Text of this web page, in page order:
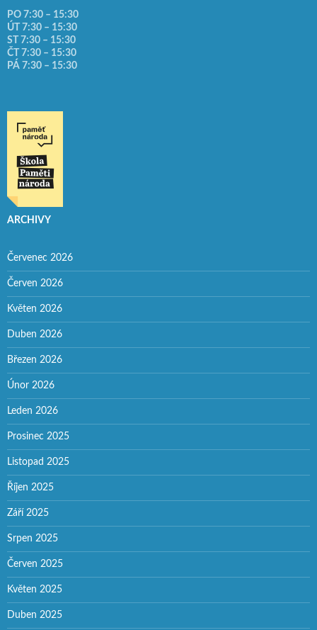
PO 7:30 – 15:30
ÚT 7:30 – 15:30
ST 7:30 – 15:30
ČT 7:30 – 15:30
PÁ 7:30 – 15:30
ARCHIVY
Červenec 2026
Červen 2026
Květen 2026
Duben 2026
Březen 2026
Únor 2026
Leden 2026
Prosinec 2025
Listopad 2025
Říjen 2025
Září 2025
Srpen 2025
Červen 2025
Květen 2025
Duben 2025